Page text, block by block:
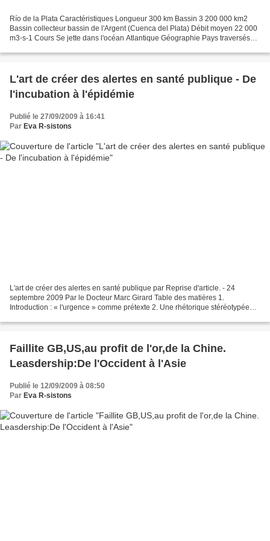
Río de la Plata Caractéristiques Longueur 300 km Bassin 3 200 000 km2
Bassin collecteur bassin de l'Argent (Cuenca del Plata) Débit moyen 22 000
m3⋅s-1 Cours Se jette dans l'océan Atlantique Géographie Pays traversés
L'art de créer des alertes en santé publique - De
l'incubation à l'épidémie
Publié le 27/09/2009 à 16:41
Par Eva R-sistons
L'art de créer des alertes en santé publique par Reprise d'article. - 24
septembre 2009 Par le Docteur Marc Girard Table des matières 1.
Introduction : « l'urgence » comme prétexte 2. Une rhétorique stéréotypée
Faillite GB,US,au profit de l'or,de la Chine.
Leasdership:De l'Occident à l'Asie
Publié le 12/09/2009 à 08:50
Par Eva R-sistons